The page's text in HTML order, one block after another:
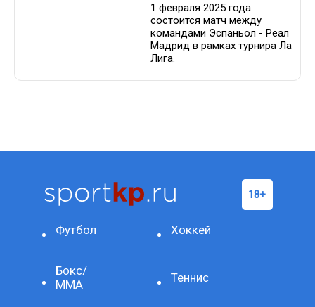
1 февраля 2025 года
состоится матч между
командами Эспаньол - Реал
Мадрид в рамках турнира Ла
Лига.
Футбол Хоккей
Бокс/
ММА
Теннис